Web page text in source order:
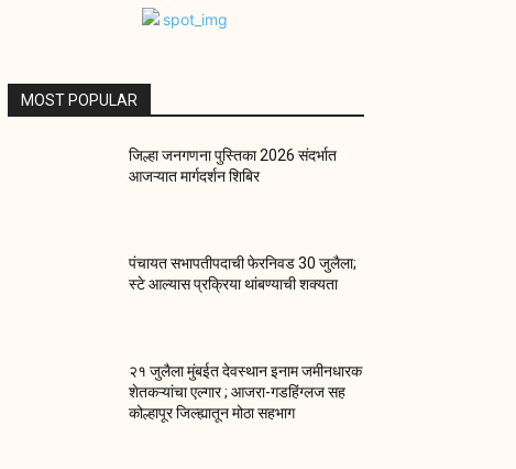
MOST POPULAR
जिल्हा जनगणना पुस्तिका 2026 संदर्भात
आजऱ्यात मार्गदर्शन शिबिर
पंचायत सभापतीपदाची फेरनिवड 30 जुलैला;
स्टे आल्यास प्रक्रिया थांबण्याची शक्यता
२१ जुलैला मुंबईत देवस्थान इनाम जमीनधारक
शेतकऱ्यांचा एल्गार ; आजरा-गडहिंग्लज सह
कोल्हापूर जिल्ह्यातून मोठा सहभाग